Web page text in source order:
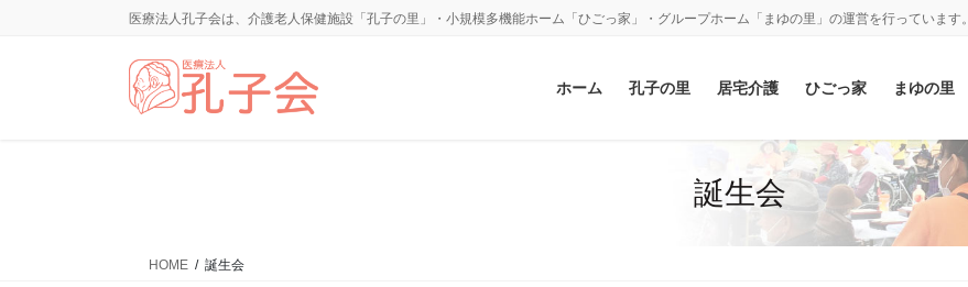
医療法人孔子会は、介護老人保健施設「孔子の里」・小規模多機能ホーム「ひごっ家」・グループホーム「まゆの里」の運営を行っています。
ホーム 孔子の里 居宅介護 ひごっ家 まゆの里
誕生会
HOME 誕生会